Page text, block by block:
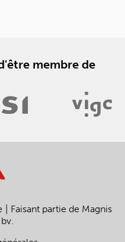
membre de
Faisant partie de Magnis